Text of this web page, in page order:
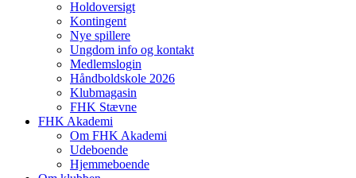
Holdoversigt
Kontingent
Nye spillere
Ungdom info og kontakt
Medlemslogin
Håndboldskole 2026
Klubmagasin
FHK Stævne
FHK Akademi
Om FHK Akademi
Udeboende
Hjemmeboende